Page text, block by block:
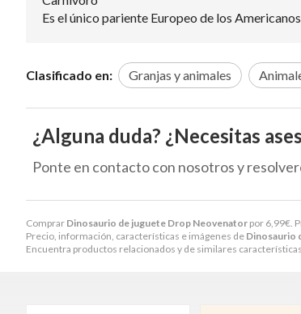
Comprar Dinosaurio de juguete Drop Neovenator por 6,99€ .
Precio, información, características e imágenes de Dinosaurio
Encuentra productos relacionados y de similares
Es el único pariente Europeo de los
Clasificado en: Granjas y animales
¿Alguna duda? ¿Necesitas
Ponte en contacto con nosotros y